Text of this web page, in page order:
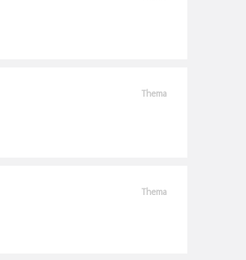
Thema
Thema